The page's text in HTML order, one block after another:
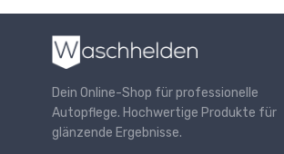
Dein Online-Shop für professionelle
Autopflege. Hochwertige Produkte für
glänzende Ergebnisse.